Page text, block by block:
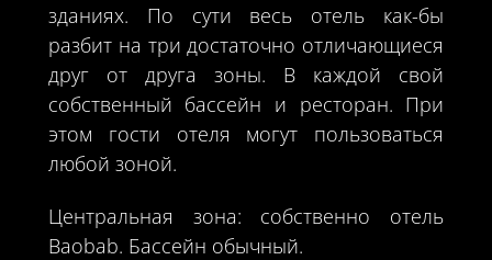
зданиях. По сути весь отель как-бы
разбит на три достаточно отличающиеся
друг от друга зоны. В каждой свой
собственный бассейн и ресторан. При
этом гости отеля могут пользоваться
любой зоной.
Центральная зона: собственно отель
Baobab. Бассейн обычный.